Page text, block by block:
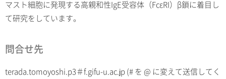
マスト細胞に発現する高親和性IgE受容体（FcεRI）β鎖に着目し
て研究をしています。
問合せ先
terada.tomoyoshi.p3＃f.gifu-u.ac.jp (# を @ に変えて送信してく